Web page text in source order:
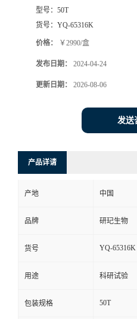
型号： 50T
货号： YQ-65316K
价格： ￥2990/盒
发布日期： 2024-04-24
更新日期： 2026-08-06
发送
产品详请
产地 中国
品牌 研玘生物
货号 YQ-65316K
用途 科研试验
包装规格 50T